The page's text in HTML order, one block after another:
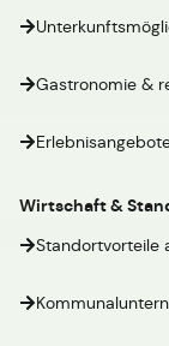
Gastronomie &
Wirtschaft &
Standortvorteile